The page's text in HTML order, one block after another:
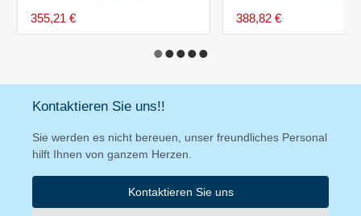
355,21 € 388,82 €
Kontaktieren Sie uns!!
Sie werden es nicht bereuen, unser freundliches Personal
hilft Ihnen von ganzem Herzen.
Kontaktieren Sie uns